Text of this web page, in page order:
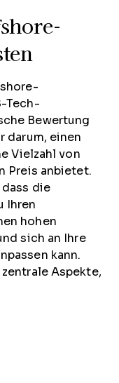
Tech-
Bewertung
darum, einen
Vielzahl von
Preis anbietet.
die
Ihren
hohen
sich an Ihre
kann.
Aspekte,